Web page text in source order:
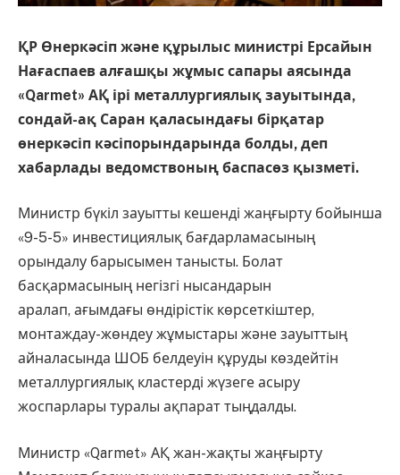
ҚР Өнеркәсіп және құрылыс министрі Ерсайын
Нағаспаев алғашқы жұмыс сапары аясында
«Qarmet» АҚ ірі металлургиялық зауытында,
сондай-ақ Саран қаласындағы бірқатар
өнеркәсіп кәсіпорындарында болды, деп
хабарлады ведомствоның баспасөз қызметі.
Министр бүкіл зауытты кешенді жаңғырту бойынша
«9-5-5» инвестициялық бағдарламасының
орындалу барысымен танысты. Болат
басқармасының негізгі нысандарын
аралап, ағымдағы өндірістік көрсеткіштер,
монтаждау-жөндеу жұмыстары және зауыттың
айналасында ШОБ белдеуін құруды көздейтін
металлургиялық кластерді жүзеге асыру
жоспарлары туралы ақпарат тыңдалды.
Министр «Qarmet» АҚ жан-жақты жаңғырту